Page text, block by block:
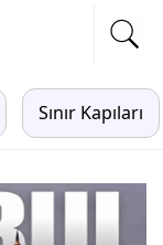
Sınır Kapıları